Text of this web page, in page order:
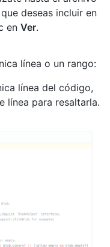
deseas incluir en
en Ver.
línea o un rango:
línea del código,
línea para resaltarla.